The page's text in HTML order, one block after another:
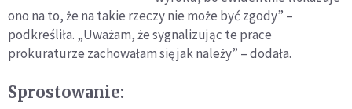
ono na to, że na takie rzeczy nie może być zgody” –
podkreśliła. „Uważam, że sygnalizując te prace
prokuraturze zachowałam się jak należy” – dodała.
Sprostowanie: